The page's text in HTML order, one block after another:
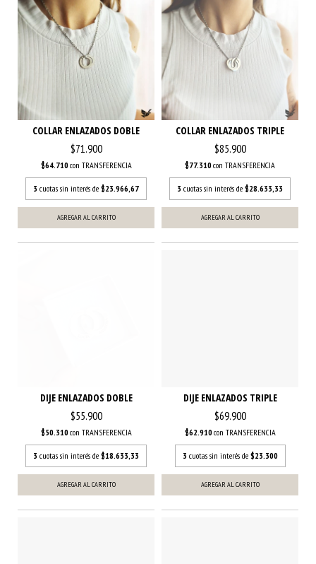
COLLAR ENLAZADOS DOBLE
$71.900
$64.710con TRANSFERENCIA
3 cuotas sin interés de $23.966,67
AGREGAR AL CARRITO
COLLAR ENLAZADOS TRIPLE
$85.900
$77.310con TRANSFERENCIA
3 cuotas sin interés de $28.633,33
AGREGAR AL CARRITO
DIJE ENLAZADOS DOBLE
$55.900
$50.310con TRANSFERENCIA
3 cuotas sin interés de $18.633,33
AGREGAR AL CARRITO
DIJE ENLAZADOS TRIPLE
$69.900
$62.910con TRANSFERENCIA
3 cuotas sin interés de $23.300
AGREGAR AL CARRITO